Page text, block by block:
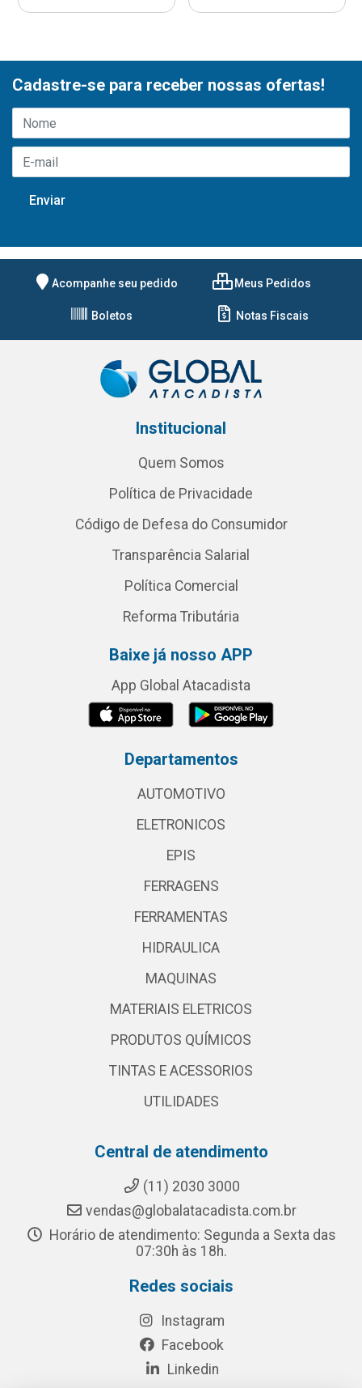
Cadastre-se para receber nossas ofertas!
Acompanhe seu pedido Meus Pedidos
Boletos Notas Fiscais
Institucional
Quem Somos
Política de Privacidade
Código de Defesa do Consumidor
Transparência Salarial
Política Comercial
Reforma Tributária
Baixe já nosso APP
App Global Atacadista
Departamentos
AUTOMOTIVO
ELETRONICOS
EPIS
FERRAGENS
FERRAMENTAS
HIDRAULICA
MAQUINAS
MATERIAIS ELETRICOS
PRODUTOS QUÍMICOS
TINTAS E ACESSORIOS
UTILIDADES
Central de atendimento
(11) 2030 3000
vendas@globalatacadista.com.br
Horário de atendimento: Segunda a Sexta das
07:30h às 18h.
Redes sociais
Instagram
Facebook
Linkedin